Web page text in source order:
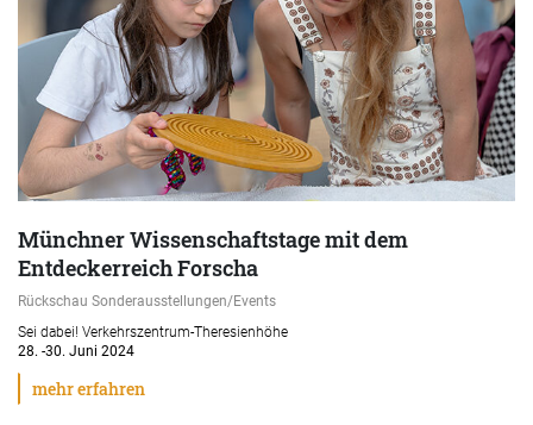
Münchner Wissenschaftstage mit dem
Entdeckerreich Forscha
Rückschau Sonderausstellungen/Events
Sei dabei! Verkehrszentrum-Theresienhöhe
28. -30. Juni 2024
mehr erfahren